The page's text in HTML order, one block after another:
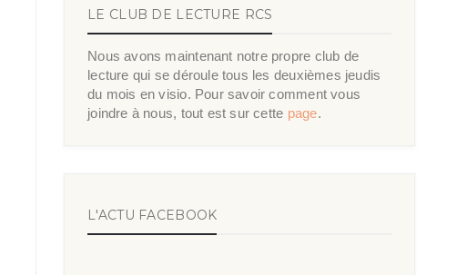
LE CLUB DE LECTURE RCS
Nous avons maintenant notre propre club de
lecture qui se déroule tous les deuxièmes jeudis
du mois en visio. Pour savoir comment vous
joindre à nous, tout est sur cette page.
L'ACTU FACEBOOK